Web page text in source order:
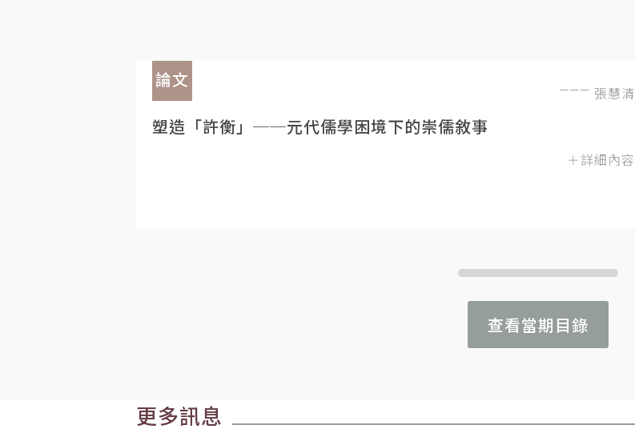
論文
張慧清
塑造「許衡」──元代儒學困境下的崇儒敘事
＋詳細內容
查看當期目錄
更多訊息